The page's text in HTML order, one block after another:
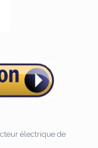
électrique de